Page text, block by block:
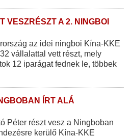
VESZRÉSZT A 2. NINGBOI
az idei ningboi Kína-KKE
vállalattal vett részt, mely
12 iparágat fednek le, többek
ÍRT ALÁ
Péter részt vesz a Ningboban
kerülő Kína-KKE